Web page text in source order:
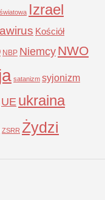
Izrael
Kościół
NBP NiemcyNWO
satanizm syjonizm
UE ukraina
ZSRR Żydzi